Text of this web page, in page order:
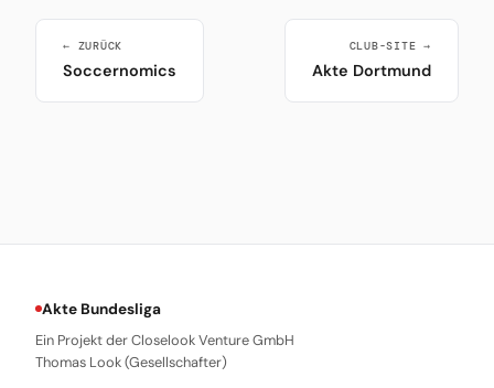
← ZURÜCK
Soccernomics
CLUB-SITE →
Akte Dortmund
Akte Bundesliga
Ein Projekt der Closelook Venture GmbH
Thomas Look (Gesellschafter)